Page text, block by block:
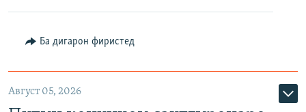
Ба дигарон фиристед
Август 05, 2026